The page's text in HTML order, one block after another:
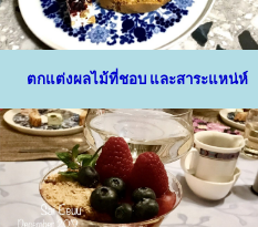
ตกแต่งผลไม้ที่ชอบ และสาระแหน่ห์